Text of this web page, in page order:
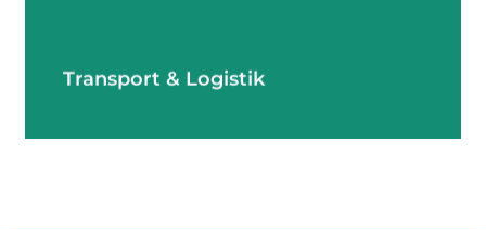
Transport & Logistik